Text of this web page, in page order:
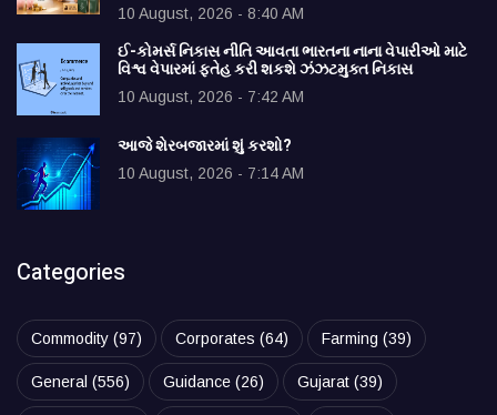
10 August, 2026 - 8:40 AM
ઈ-કોમર્સ નિકાસ નીતિ આવતા ભારતના નાના વેપારીઓ માટે
વિશ્વ વેપારમાં ફતેહ કરી શકશે ઝંઝટમુક્ત નિકાસ
10 August, 2026 - 7:42 AM
આજે શેરબજારમાં શું કરશો?
10 August, 2026 - 7:14 AM
Categories
Commodity (97) Corporates (64) Farming (39)
General (556) Guidance (26) Gujarat (39)